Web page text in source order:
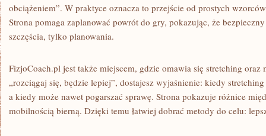
obciążeniem”. W praktyce oznacza to przejście od prostych
Strona pomaga zaplanować powrót do gry, pokazując, że
szczęścia, tylko planowania.
FizjoCoach.pl jest także miejscem, gdzie omawia się stretching oraz
„rozciągaj się, będzie lepiej”, dostajesz wyjaśnienie: kiedy
a kiedy może nawet pogarszać sprawę. Strona pokazuje różnice
mobilnością bierną. Dzięki temu łatwiej dobrać metody do celu: